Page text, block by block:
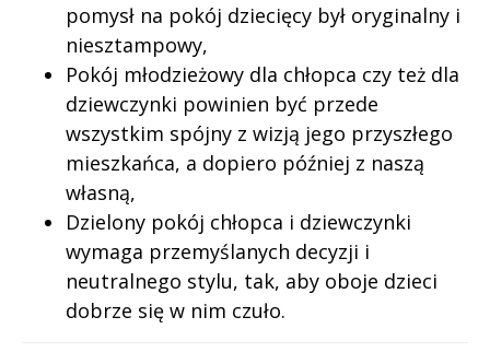
pomysł na pokój dziecięcy był oryginalny i
niesztampowy,
Pokój młodzieżowy dla chłopca czy też dla
dziewczynki powinien być przede
wszystkim spójny z wizją jego przyszłego
mieszkańca, a dopiero później z naszą
własną,
Dzielony pokój chłopca i dziewczynki
wymaga przemyślanych decyzji i
neutralnego stylu, tak, aby oboje dzieci
dobrze się w nim czuło.